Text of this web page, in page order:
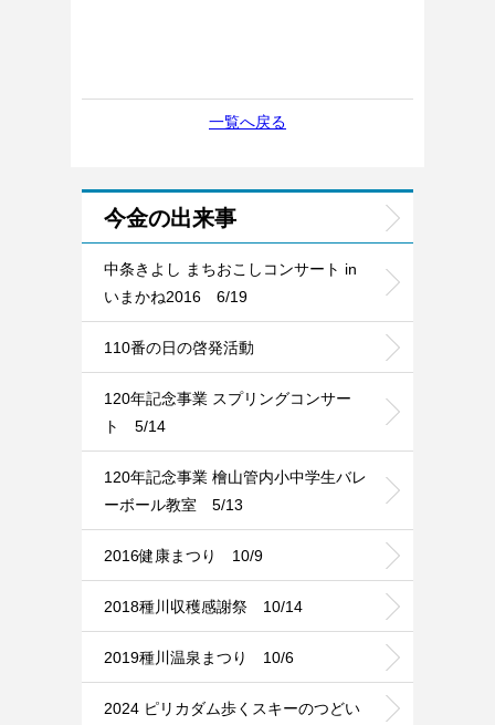
一覧へ戻る
今金の出来事
中条きよし まちおこしコンサート in
いまかね2016 6/19
110番の日の啓発活動
120年記念事業 スプリングコンサー
ト 5/14
120年記念事業 檜山管内小中学生バレ
ーボール教室 5/13
2016健康まつり 10/9
2018種川収穫感謝祭 10/14
2019種川温泉まつり 10/6
2024 ピリカダム歩くスキーのつどい